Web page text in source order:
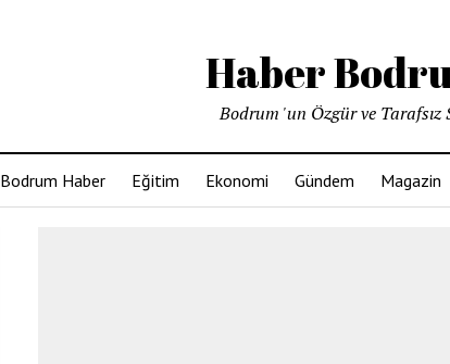
Haber
Bodrum 'un Özgür ve Tarafsız
Bodrum Haber Eğitim Ekonomi Gündem Magazin